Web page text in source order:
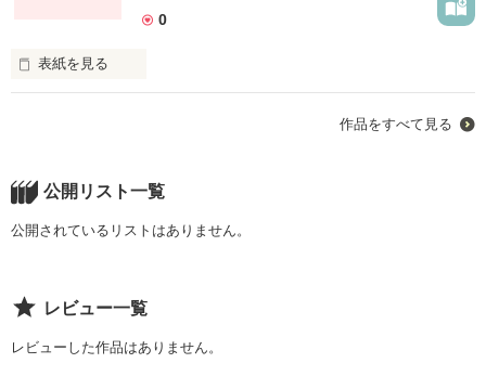
0
表紙を見る
作品をすべて見る
公開リスト一覧
公開されているリストはありません。
レビュー一覧
レビューした作品はありません。